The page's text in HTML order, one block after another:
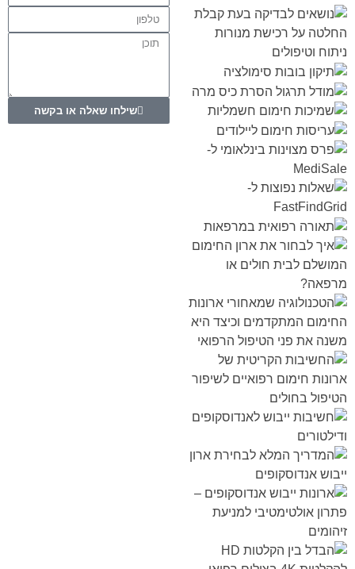
שילחו שאלה או בקשה